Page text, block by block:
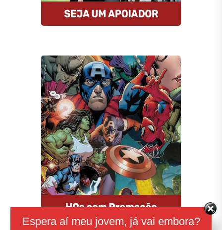
Compre HQs
A Amazon oferece descontos
imperdíveis nas HQs e assinantes
Prime tem entrega gratuita e MUITO
rápida. E mais: comprando por esse
link, você estará nos ajudando.
Comprar
Espera aí meu jovem, já vai embora?